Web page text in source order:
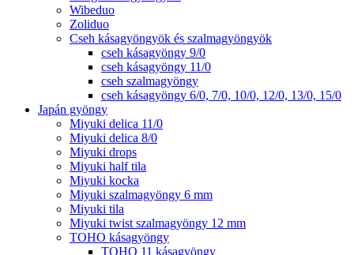
Wibeduo
Zoliduo
Cseh kásagyöngyök és szalmagyöngyök
cseh kásagyöngy 9/0
cseh kásagyöngy 11/0
cseh szalmagyöngy
cseh kásagyöngy 6/0, 7/0, 10/0, 12/0, 13/0, 15/0
Japán gyöngy
Miyuki delica 11/0
Miyuki delica 8/0
Miyuki drops
Miyuki half tila
Miyuki kocka
Miyuki szalmagyöngy 6 mm
Miyuki tila
Miyuki twist szalmagyöngy 12 mm
TOHO kásagyöngy
TOHO 11 kásagyöngy